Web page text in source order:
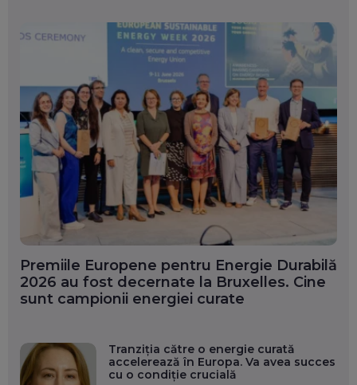
Premiile Europene pentru Energie Durabilă
2026 au fost decernate la Bruxelles. Cine
sunt campionii energiei curate
Tranziția către o energie curată
accelerează în Europa. Va avea succes
cu o condiție crucială